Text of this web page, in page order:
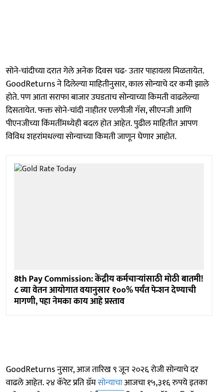
सोने-चांदीच्या दरात गेले अनेक दिवस चढ- उतार पाहायला मिळतायेत.
GoodReturns ने दिलेल्या माहितीनुसार, काल सोन्याचे दर कमी झाले
होते. पण आता सराफा बाजार उघडताच सोन्याच्या किमती वाढलेल्या
दिसतायेत. फक्त सोने-चांदी नाहीतर एलपीजी गॅस, सीएनजी आणि
पीएनजीच्या किंमतींमध्येही बदल होत आहेत. पुढील माहितीत आपण
विविध शहरांमधल्या सोन्याच्या किमती जाणून घेणार आहोत.
8th Pay Commission: केंद्रीय कर्मचाऱ्यांसाठी मोठी बातमी!
८ व्या वेतन आयोगात वयानुसार १००% पर्यंत पेन्शन देण्याची
मागणी, पहा नेमका काय आहे प्रस्ताव
GoodReturns नुसार, आज तारिख ९ जून २०२६ रोजी सोन्याचे दर
वाढले आहेत. २४ कॅरेट प्रति ग्रॅमसोन्याचाआजचा १५,३१६ रुपये इतका